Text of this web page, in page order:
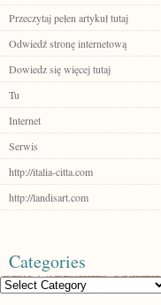
Przeczytaj pełen artykuł tutaj
Odwiedź stronę internetową
Dowiedz się więcej tutaj
Tu
Internet
Serwis
http://italia-citta.com
http://landisart.com
Categories
Categories